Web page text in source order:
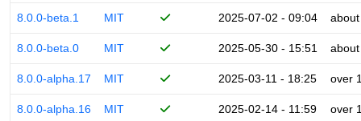
8.0.0-beta.1 MIT 2025-07-02 - 09:04
8.0.0-beta.0 MIT 2025-05-30 - 15:51
8.0.0-alpha.17 MIT 2025-03-11 - 18:25 over
8.0.0-alpha.16 MIT 2025-02-14 - 11:59 over